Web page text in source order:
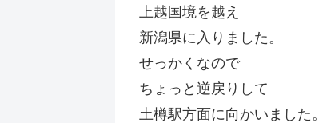
上越国境を越え
新潟県に入りました。
せっかくなので
ちょっと逆戻りして
土樽駅方面に向かいました。